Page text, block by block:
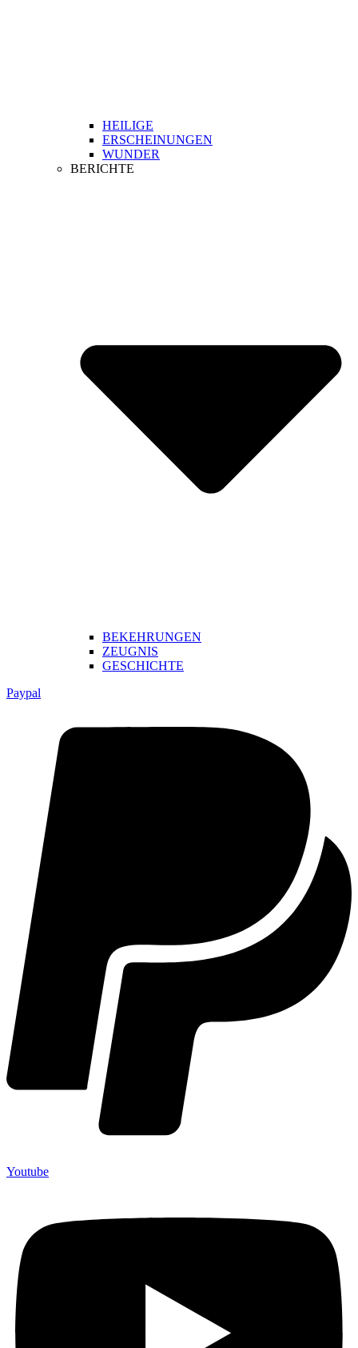
HEILIGE
ERSCHEINUNGEN
WUNDER
BERICHTE
BEKEHRUNGEN
ZEUGNIS
GESCHICHTE
Paypal
Youtube